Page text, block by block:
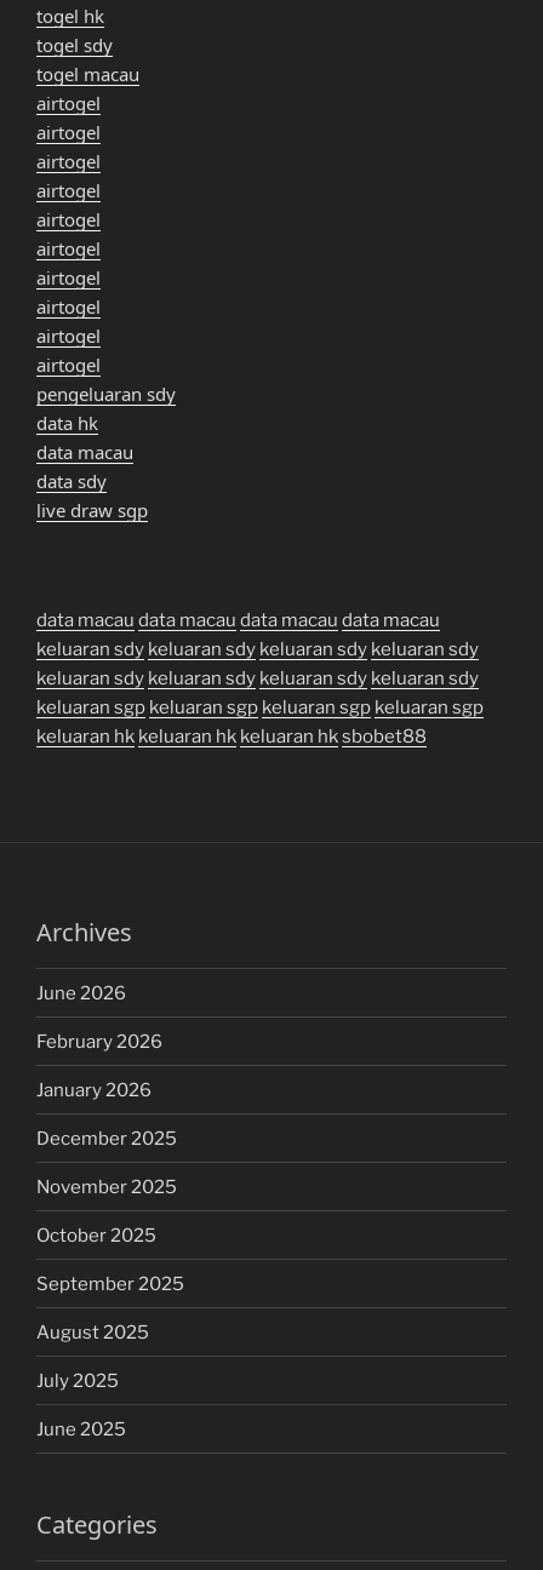
togel hk
togel sdy
togel macau
airtogel
airtogel
airtogel
airtogel
airtogel
airtogel
airtogel
airtogel
airtogel
airtogel
pengeluaran sdy
data hk
data macau
data sdy
live draw sgp
data macau data macau data macau data macau
keluaran sdy keluaran sdy keluaran sdy keluaran sdy
keluaran sdy keluaran sdy keluaran sdy keluaran sdy
keluaran sgp keluaran sgp keluaran sgp keluaran sgp
keluaran hk keluaran hk keluaran hksbobet88
Archives
June 2026
February 2026
January 2026
December 2025
November 2025
October 2025
September 2025
August 2025
July 2025
June 2025
Categories